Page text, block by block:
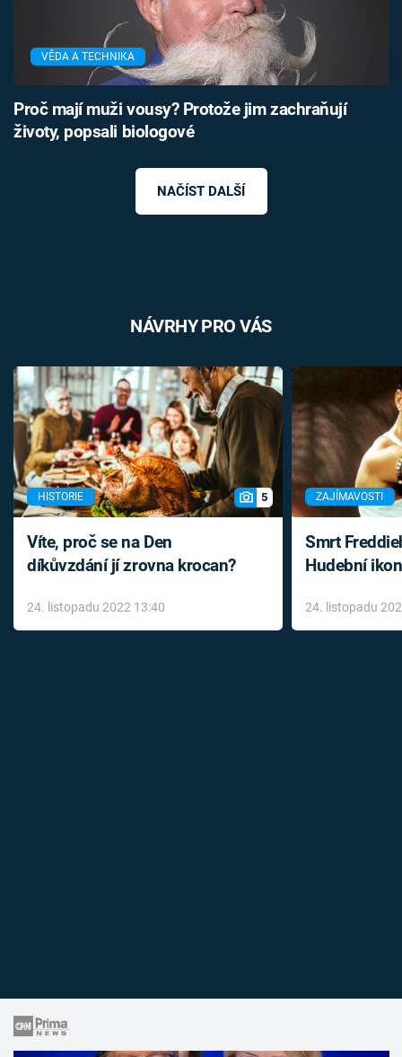
VĚDA A TECHNIKA
Proč mají muži vousy? Protože jim zachraňují
životy, popsali biologové
NAČÍST DALŠÍ
NÁVRHY PRO VÁS
HISTORIE 5
Víte, proč se na Den
díkůvzdání jí zrovna krocan?
24. listopadu 2022 13:40
ZAJÍMAVOSTI
Smrt
Hudební
léky
24. listopadu